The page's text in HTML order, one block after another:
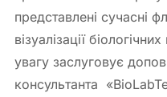
представлені сучасні
візуалізації
увагу заслуговує
консультанта